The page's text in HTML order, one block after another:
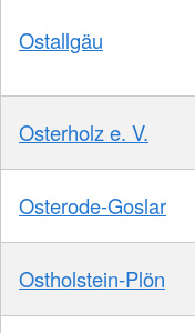
Ostallgäu
Osterholz e. V.
Osterode-Goslar
Ostholstein-Plön